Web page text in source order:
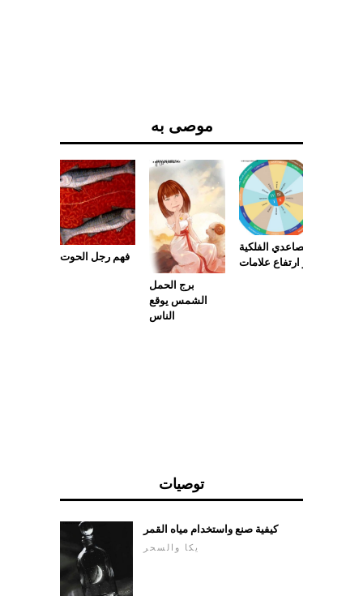
موصى به
فهم رجل الحوت
برج الحمل
الشمس يوقع
الناس
تصاعدي الفلكية
أو ارتفاع علامات
توصيات
كيفية صنع واستخدام مياه القمر
يكا والسحر